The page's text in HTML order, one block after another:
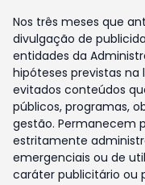
Nos três meses que
divulgação de
entidades da
hipóteses previstas
evitados conteúdos
públicos, programas,
gestão. Permanecem
estritamente
emergenciais ou de
caráter publicitário ou